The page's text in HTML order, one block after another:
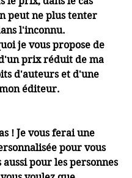
peut ne plus tenter
l'inconnu.
je vous propose de
prix réduit de ma
d'auteurs et d'une
éditeur.
! Je vous ferai une
pour vous
aussi pour les personnes